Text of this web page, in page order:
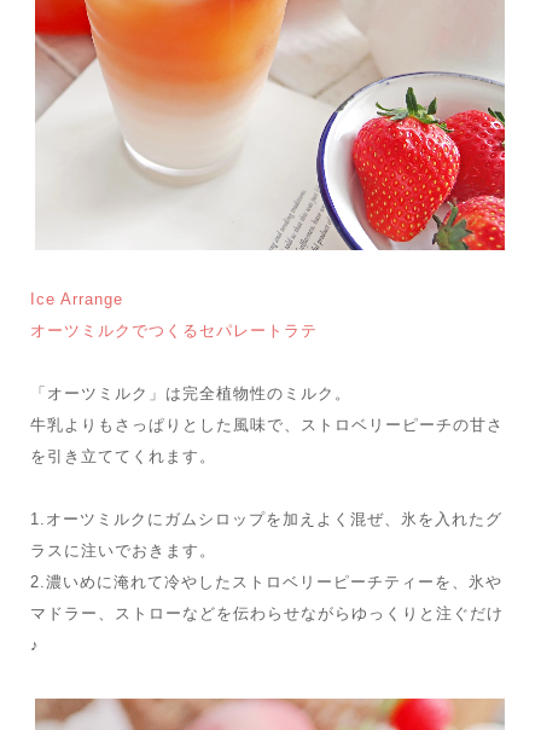
Ice Arrange
オーツミルクでつくるセパレートラテ
「オーツミルク」は完全植物性のミルク。
牛乳よりもさっぱりとした風味で、ストロベリーピーチの甘さ
を引き立ててくれます。
1.オーツミルクにガムシロップを加えよく混ぜ、氷を入れたグ
ラスに注いでおきます。
2.濃いめに淹れて冷やしたストロベリーピーチティーを、氷や
マドラー、ストローなどを伝わらせながらゆっくりと注ぐだけ
♪